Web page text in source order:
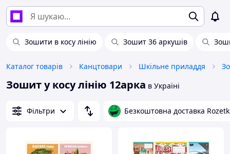
Зошити в косу лінію Зошит 36 аркушів
Каталог товарів Канцтовари Шкільне приладдя
Зошит у косу лінію 12арка в Україні
Фільтри Безкоштовна доставка